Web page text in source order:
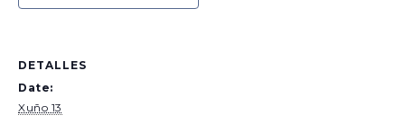
DETALLES
Date:
Xuño 13